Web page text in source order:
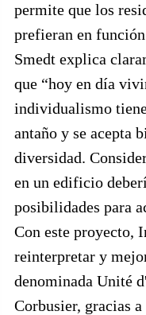
permite que los
prefieran en
Smedt explica
que “hoy en día
individualismo
antaño y se acepta
diversidad.
en un edificio
posibilidades para
Con este proyecto,
reinterpretar y
denominada Unité
Corbusier, gracias